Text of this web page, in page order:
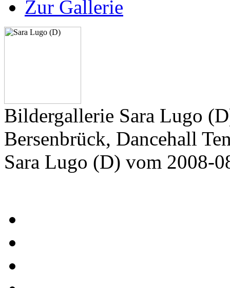
Zur Gallerie
Bildergallerie Sara Lugo
Bersenbrück, Dancehall
Sara Lugo (D) vom 2008-